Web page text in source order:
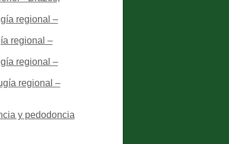
regional –
regional –
regional –
regional –
y pedodoncia